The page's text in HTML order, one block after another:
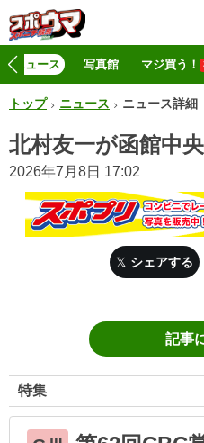
ニュース 写真館 マジ買う！
トップ ニュース ニュース詳細
北村友一が函館中
2026年7月8日 17:02
シェアする
記事
特集